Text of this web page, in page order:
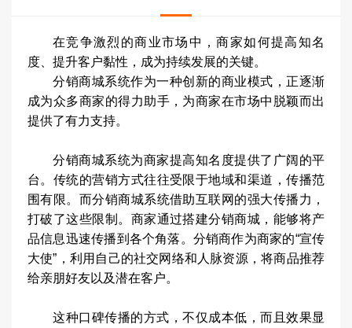
在竞争激烈的商业市场中，商家如何提高知名
度、提升客户黏性，成为持续发展的关键。
分销商城系统作为一种创新的商业模式，正逐渐
成为众多商家的得力助手，为商家在市场中脱颖而出
提供了有力支持。
分销商城系统为商家提高知名度提供了广阔的平
台。传统的营销方式往往受限于地域和渠道，传播范
围有限。而分销商城系统借助互联网的强大传播力，
打破了这些限制。商家通过搭建分销商城，能够将产
品信息迅速传播到各个角落。分销商作为商家的“宣传
大使”，利用自己的社交网络和人脉资源，将商品推荐
给亲朋好友以及潜在客户。
这种口碑传播的方式，不仅成本低，而且效果显